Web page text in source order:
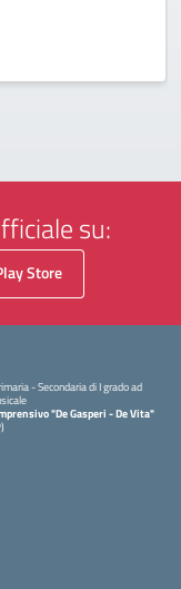
su:
Store
- Secondaria di I grado ad
"De Gasperi - De Vita"